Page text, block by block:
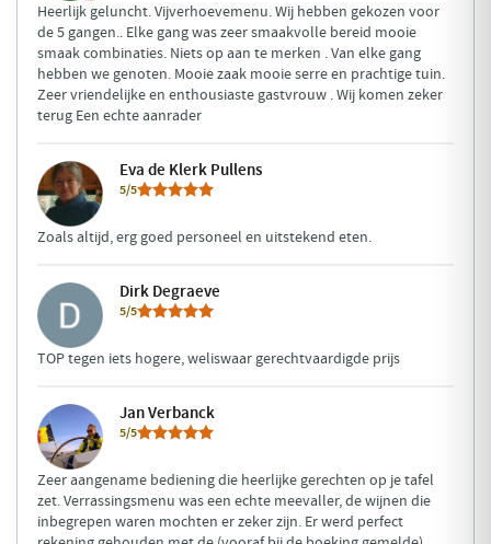
Heerlijk geluncht. Vijverhoevemenu. Wij hebben gekozen voor
de 5 gangen.. Elke gang was zeer smaakvolle bereid mooie
smaak combinaties. Niets op aan te merken . Van elke gang
hebben we genoten. Mooie zaak mooie serre en prachtige tuin.
Zeer vriendelijke en enthousiaste gastvrouw . Wij komen zeker
terug Een echte aanrader
Eva de Klerk Pullens
5/5
Zoals altijd, erg goed personeel en uitstekend eten.
Dirk Degraeve
5/5
TOP tegen iets hogere, weliswaar gerechtvaardigde prijs
Jan Verbanck
5/5
Zeer aangename bediening die heerlijke gerechten op je tafel
zet. Verrassingsmenu was een echte meevaller, de wijnen die
inbegrepen waren mochten er zeker zijn. Er werd perfect